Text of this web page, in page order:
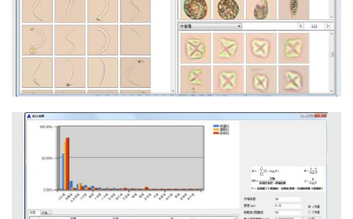
3、分析工作站（14代酷睿i7 CPU /32G内存/含支持CUDA的8G及以
上GPU卡/ 1T以上硬盘/ 27”彩显，2个USB3.0口+2个USB2.0口，运
行环境Windows 10或11专业版） 1台
四、服务
1、厂家提供协助免费建立1个当地分类初始识别库服务。
2、免费提供远程协助指导服务。